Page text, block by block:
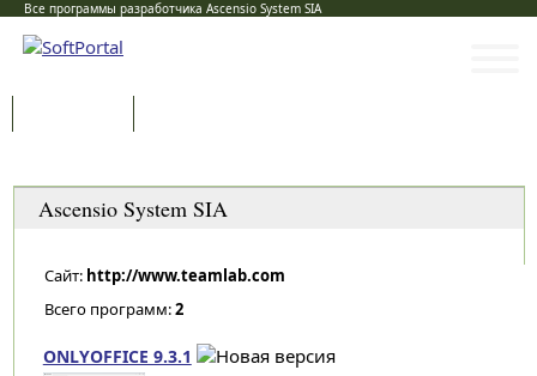
Все программы разработчика Ascensio System SIA
Ascensio System SIA
Сайт: http://www.teamlab.com
Всего программ:2
ONLYOFFICE 9.3.1